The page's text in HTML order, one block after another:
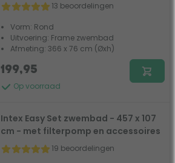
13 beoordelingen
Vorm: Rond
Uitvoering: Frame zwembad
Afmeting: 366 x 76 cm (Øxh)
Op voorraad
199,95
Intex Easy Set zwembad - 457 x 107
cm - met filterpomp en accessoires
19 beoordelingen